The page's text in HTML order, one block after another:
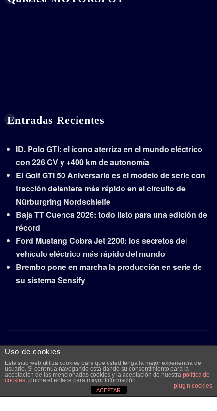
Entradas Recientes
ID. Polo GTI: el icono aterriza en el mundo eléctrico
con 226 CV y +400 km de autonomía
El Golf GTI 50 Aniversario es el modelo de serie con
tracción delantera más rápido en el circuito de
Nürburgring Nordschleife
Baja TT Cuenca 2026: todo listo para una edición de
récord
Ford Mustang Cobra Jet 2200: los secretos del
vehículo eléctrico más rápido del mundo
Brembo pone en marcha la producción en serie de
su sistema Sensify
Copyright © 2026 | Funciona conWordPress|Frankfurt
Newspor ThemeArile
Aviso legal y
Publicidad Contacto
Uso de cookies
Este sitio web utiliza cookies para que usted tenga la mejor experiencia de
usuario. Si continúa navegando está dando su consentimiento para la
aceptación de las mencionadas cookies y la aceptación de nuestra política de
cookies, pinche el enlace para mayor información.
plugin cookies
ACEPTAR